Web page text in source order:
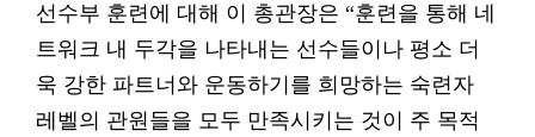
선수부 훈련에 대해 이 총관장은 “훈련을 통해 네
트워크 내 두각을 나타내는 선수들이나 평소 더
욱 강한 파트너와 운동하기를 희망하는 숙련자
레벨의 관원들을 모두 만족시키는 것이 주 목적